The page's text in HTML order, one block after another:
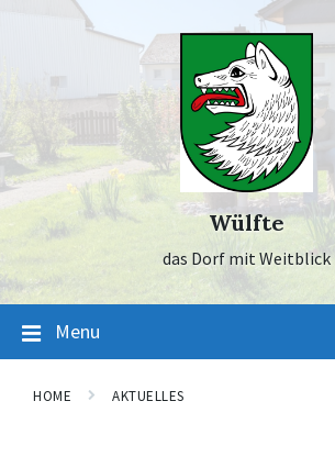
Wülfte
das Dorf mit Weitblick
Menu
HOME AKTUELLES